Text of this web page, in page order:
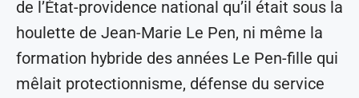
de l’État-providence national qu’il était sous la
houlette de Jean-Marie Le Pen, ni même la
formation hybride des années Le Pen-fille qui
mêlait protectionnisme, défense du service